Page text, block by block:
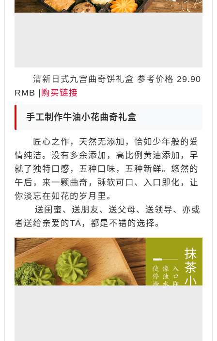
清新日式九宫曲奇饼礼盒 参考价格 29.90
RMB | 购买链接
手工制作牛油小花曲奇礼盒
匠心之作，天然无添加，恰如少年般的爱
情纯洁。没有多余添加，高比例黄油添加，早
就了独特口感，五种口味，五种新鲜。悠然的
午后，来一颗曲奇，酥软可口、入口即化，让
你淡忘在如花的岁月里。
送闺蜜、送朋友、送父母、送领导、亦或
者送给亲爱的TA，都是不错的选择。